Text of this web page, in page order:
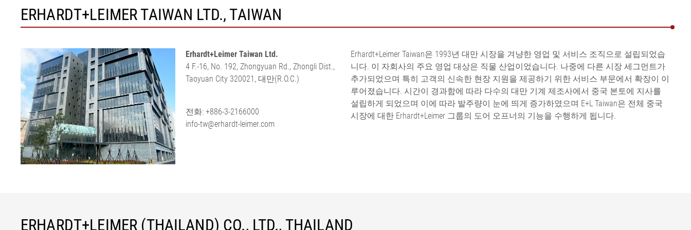
ERHARDT+LEIMER TAIWAN LTD., TAIWAN
Erhardt+Leimer Taiwan Ltd.
4 F.-16, No. 192, Zhongyuan Rd., Zhongli Dist.,
Taoyuan City 320021, 대만(R.O.C.)
전화: +886-3-2166000
info-tw@erhardt-leimer.com
Erhardt+Leimer Taiwan은 1993년 대만 시장을 겨냥한 영업 및 서비스 조직으로 설립되었습
니다. 이 자회사의 주요 영업 대상은 직물 산업이었습니다. 나중에 다른 시장 세그먼트가
추가되었으며 특히 고객의 신속한 현장 지원을 제공하기 위한 서비스 부문에서 확장이 이
루어졌습니다. 시간이 경과함에 따라 다수의 대만 기계 제조사에서 중국 본토에 지사를
설립하게 되었으며 이에 따라 발주량이 눈에 띄게 증가하였으며 E+L Taiwan은 전체 중국
시장에 대한 Erhardt+Leimer 그룹의 도어 오프너의 기능을 수행하게 됩니다.
ERHARDT+LEIMER (THAILAND) CO., LTD., THAILAND